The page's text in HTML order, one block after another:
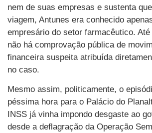
nem de suas empresas e sustenta
viagem, Antunes era conhecido
empresário do setor farmacêutico. Até
não há comprovação pública de
financeira suspeita atribuída
no caso.
Mesmo assim, politicamente, o
péssima hora para o Palácio do
INSS já vinha impondo desgaste ao
desde a deflagração da Operação